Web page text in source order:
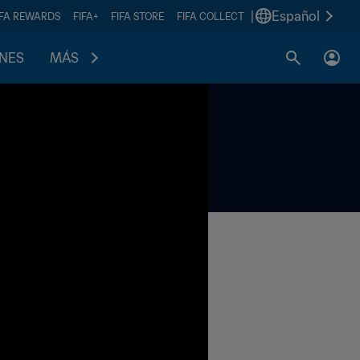
REWARDS FIFA+ FIFA STORE FIFA COLLECT Español
MÁS